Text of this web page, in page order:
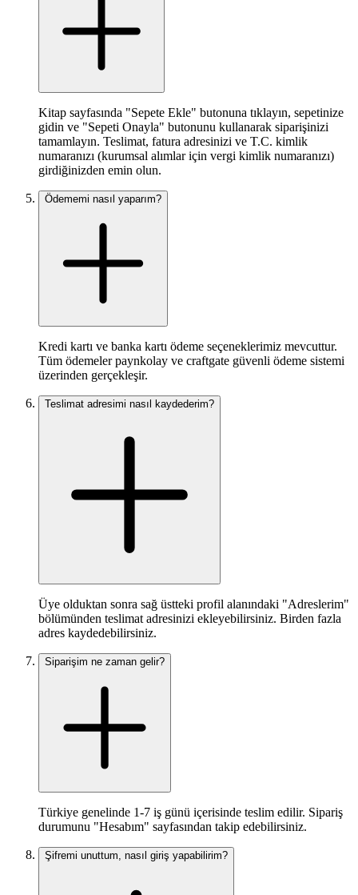
Kitap sayfasında "Sepete Ekle" butonuna tıklayın, sepetinize
gidin ve "Sepeti Onayla" butonunu kullanarak siparişinizi
tamamlayın. Teslimat, fatura adresinizi ve T.C. kimlik
numaranızı (kurumsal alımlar için vergi kimlik numaranızı)
girdiğinizden emin olun.
Ödememi nasıl yaparım?
Kredi kartı ve banka kartı ödeme seçeneklerimiz mevcuttur.
Tüm ödemeler paynkolay ve craftgate güvenli ödeme sistemi
üzerinden gerçekleşir.
Teslimat adresimi nasıl kaydederim?
Üye olduktan sonra sağ üstteki profil alanındaki "Adreslerim"
bölümünden teslimat adresinizi ekleyebilirsiniz. Birden fazla
adres kaydedebilirsiniz.
Siparişim ne zaman gelir?
Türkiye genelinde 1-7 iş günü içerisinde teslim edilir. Sipariş
durumunu "Hesabım" sayfasından takip edebilirsiniz.
Şifremi unuttum, nasıl giriş yapabilirim?